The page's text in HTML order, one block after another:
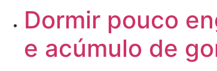
Dormir pouco
e acúmulo de